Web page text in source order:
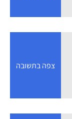
צפה בתשובה